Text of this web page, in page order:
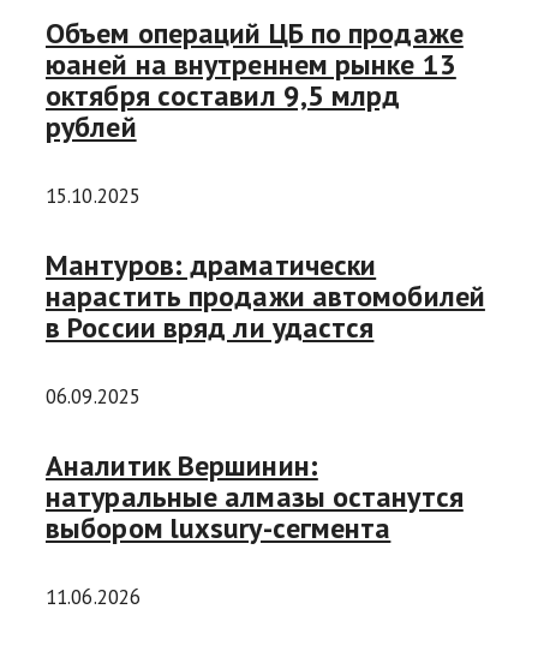
Объем операций ЦБ по продаже
юаней на внутреннем рынке 13
октября составил 9,5 млрд
рублей
15.10.2025
Мантуров: драматически
нарастить продажи автомобилей
в России вряд ли удастся
06.09.2025
Аналитик Вершинин:
натуральные алмазы останутся
выбором luxsury-сегмента
11.06.2026